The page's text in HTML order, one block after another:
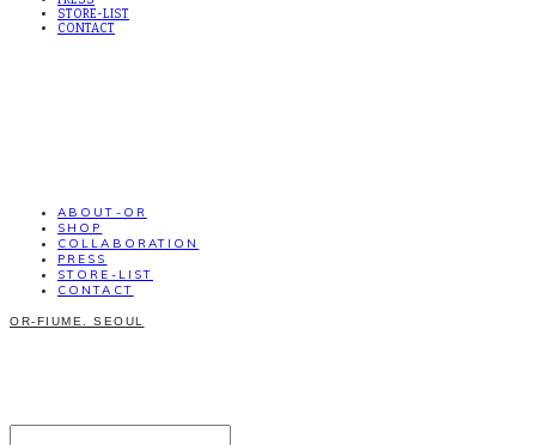
STORE-LIST
CONTACT
ABOUT-OR
SHOP
COLLABORATION
PRESS
STORE-LIST
CONTACT
OR-FIUME. SEOUL